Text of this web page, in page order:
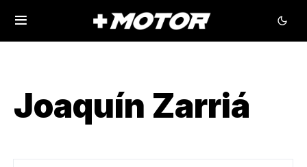
Joaquín Zarriá